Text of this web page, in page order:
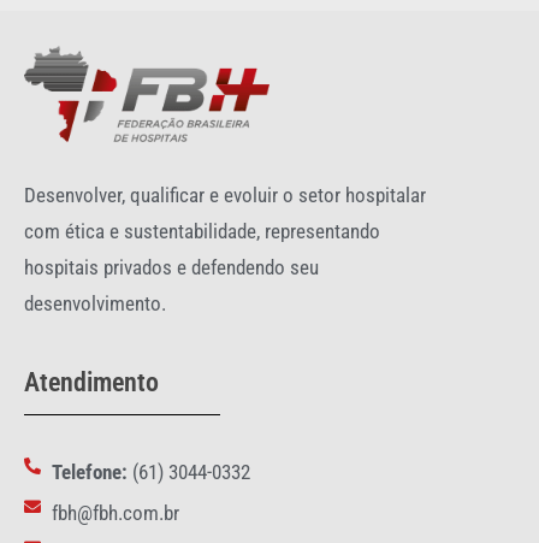
Desenvolver, qualificar e evoluir o setor hospitalar
com ética e sustentabilidade, representando
hospitais privados e defendendo seu
desenvolvimento.
Atendimento
Telefone: (61) 3044-0332
fbh@fbh.com.br